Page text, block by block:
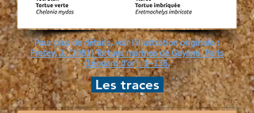
Pour plus de détails, voir l'illustration originale :
Fretey, J. (1981) Tortues marines de Guyane. Paris
(Léopard d’or): 1–136.
Les traces